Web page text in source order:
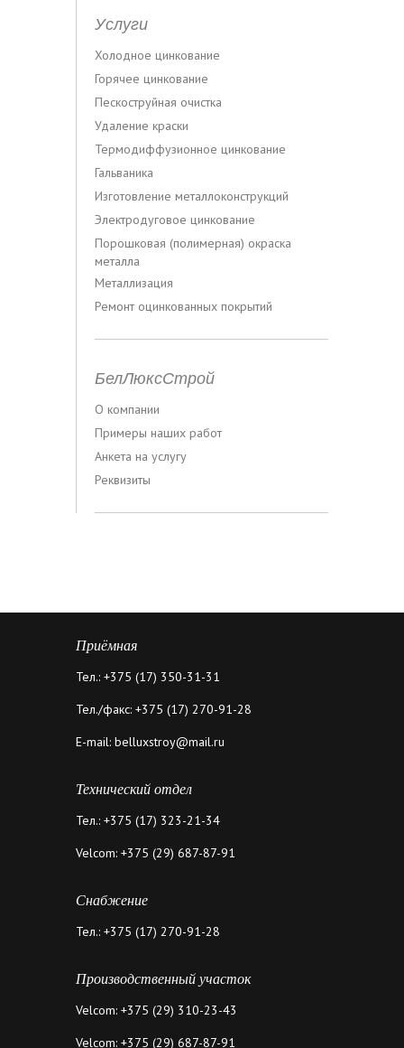
Услуги
Холодное цинкование
Горячее цинкование
Пескоструйная очистка
Удаление краски
Термодиффузионное цинкование
Гальваника
Изготовление металлоконструкций
Электродуговое цинкование
Порошковая (полимерная) окраска
металла
Металлизация
Ремонт оцинкованных покрытий
БелЛюксСтрой
О компании
Примеры наших работ
Анкета на услугу
Реквизиты
Приёмная
Тел.: +375 (17) 350-31-31
Тел./факс: +375 (17) 270-91-28
E-mail: belluxstroy@mail.ru
Технический отдел
Тел.: +375 (17) 323-21-34
Velcom: +375 (29) 687-87-91
Снабжение
Тел.: +375 (17) 270-91-28
Производственный участок
Velcom: +375 (29) 310-23-43
Velcom: +375 (29) 687-87-91